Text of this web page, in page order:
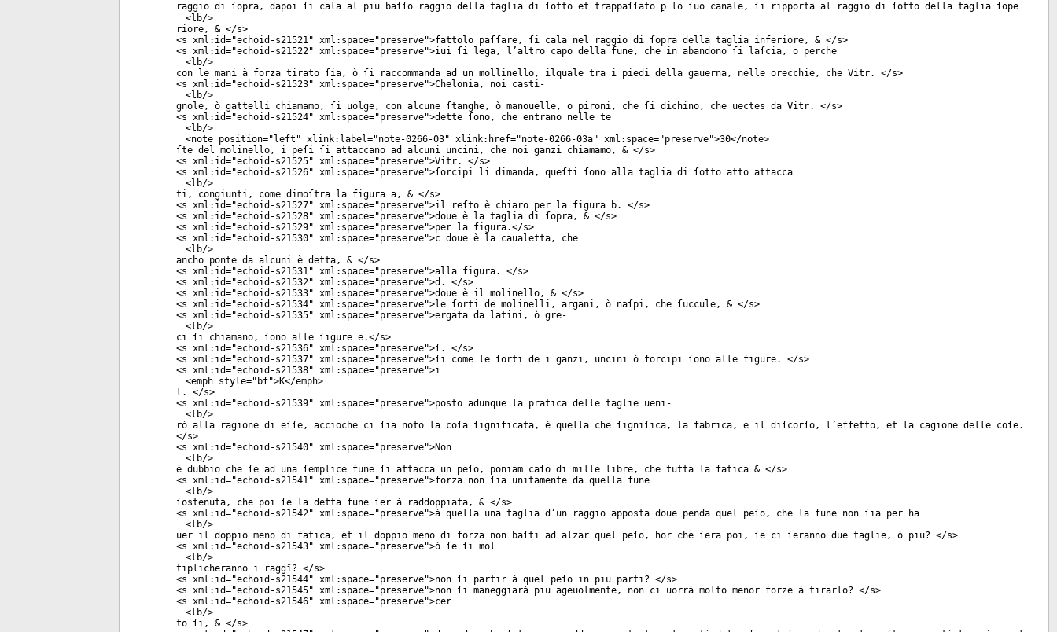
raggio di ſopra, dapoi ſi cala al piu baſſo raggio della taglia di ſotto et trappaſſato ꝑ lo ſuo canale, ſi ripporta al raggio di ſotto della taglia ſope
<lb/>
riore, & </s>
<s xml:id="echoid-s21521" xml:space="preserve">fattolo paſſare, ſi cala nel raggio di ſopra della taglia inferiore, & </s>
<s xml:id="echoid-s21522" xml:space="preserve">iui ſi lega, l’altro capo della fune, che in abandono ſi laſcia, o perche
<lb/>
con le mani à forza tirato ſia, ò ſi raccommanda ad un mollinello, ilquale tra i piedi della gauerna, nelle orecchie, che Vitr. </s>
<s xml:id="echoid-s21523" xml:space="preserve">Chelonia, noi casti-
<lb/>
gnole, ò gattelli chiamamo, ſi uolge, con alcune ſtanghe, ò manouelle, o pironi, che ſi dichino, che uectes da Vitr. </s>
<s xml:id="echoid-s21524" xml:space="preserve">dette ſono, che entrano nelle te
<lb/>
<note position=" left " xlink:label="note-0266-03" xlink:href="note-0266-03a" xml:space="preserve">30</note>
ſte del molinello, i peſi ſi attaccano ad alcuni uncini, che noi ganzi chiamamo, & </s>
<s xml:id="echoid-s21525" xml:space="preserve">Vitr. </s>
<s xml:id="echoid-s21526" xml:space="preserve">ſorcipi li dimanda, queſti ſono alla taglia di ſotto atto attacca
<lb/>
ti, congiunti, come dimoſtra la figura a, & </s>
<s xml:id="echoid-s21527" xml:space="preserve">il reſto è chiaro per la figura b. </s>
<s xml:id="echoid-s21528" xml:space="preserve">doue è la taglia di ſopra, & </s>
<s xml:id="echoid-s21529" xml:space="preserve">per la figura.</s>
<s xml:id="echoid-s21530" xml:space="preserve">c doue è la caualetta, che
<lb/>
ancho ponte da alcuni è detta, & </s>
<s xml:id="echoid-s21531" xml:space="preserve">alla figura. </s>
<s xml:id="echoid-s21532" xml:space="preserve">d. </s>
<s xml:id="echoid-s21533" xml:space="preserve">doue è il molinello, & </s>
<s xml:id="echoid-s21534" xml:space="preserve">le ſorti de molinelli, argani, ò naſpi, che ſuccule, & </s>
<s xml:id="echoid-s21535" xml:space="preserve">ergata da latini, ò gre-
<lb/>
ci ſi chiamano, ſono alle ſigure e.</s>
<s xml:id="echoid-s21536" xml:space="preserve">ſ. </s>
<s xml:id="echoid-s21537" xml:space="preserve">ſi come le ſorti de i ganzi, uncini ò forcipi ſono alle figure. </s>
<s xml:id="echoid-s21538" xml:space="preserve">i
<emph style=" bf">K</emph>
l. </s>
<s xml:id="echoid-s21539" xml:space="preserve">posto adunque la pratica delle taglie ueni-
<lb/>
rò alla ragione di eſſe, accioche ci ſia noto la coſa ſignificata, è quella che ſigniſica, la fabrica, e il diſcorſo, l’effetto, et la cagione delle coſe.
</s>
<s xml:id="echoid-s21540" xml:space="preserve">Non
<lb/>
è dubbio che ſe ad una ſemplice fune ſi attacca un peſo, poniam caſo di mille libre, che tutta la fatica & </s>
<s xml:id="echoid-s21541" xml:space="preserve">forza non ſia unitamente da quella fune
<lb/>
ſostenuta, che poi ſe la detta fune ſer à raddoppiata, & </s>
<s xml:id="echoid-s21542" xml:space="preserve">à quella una taglia d’un raggio apposta doue penda quel peſo, che la fune non ſia per ha
<lb/>
uer il doppio meno di fatica, et il doppio meno di forza non baſti ad alzar quel peſo, hor che ſera poi, ſe ci ſeranno due taglie, ò piu? </s>
<s xml:id="echoid-s21543" xml:space="preserve">ò ſe ſi mol
<lb/>
tiplicheranno i raggî? </s>
<s xml:id="echoid-s21544" xml:space="preserve">non ſi partir à quel peſo in piu parti? </s>
<s xml:id="echoid-s21545" xml:space="preserve">non ſi maneggiarà piu ageuolmente, non ci uorrà molto menor forze à tirarlo? </s>
<s xml:id="echoid-s21546" xml:space="preserve">cer
<lb/>
to ſi, & </s>